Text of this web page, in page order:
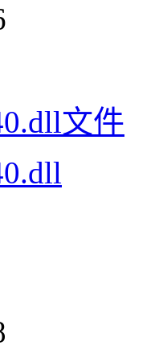
文件